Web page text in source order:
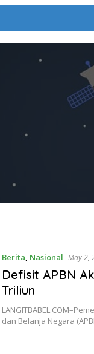
Berita, Nasional May 2,
Defisit APBN
Triliun
dan Belanja Negara